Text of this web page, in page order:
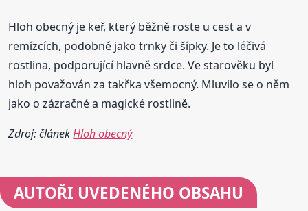
Hloh obecný je keř, který běžně roste u cest a v
remízcích, podobně jako trnky či šípky. Je to léčivá
rostlina, podporující hlavně srdce. Ve starověku byl
hloh považován za takřka všemocný. Mluvilo se o něm
jako o zázračné a magické rostlině.
Zdroj: článekHloh obecný
AUTOŘI UVEDENÉHO OBSAHU